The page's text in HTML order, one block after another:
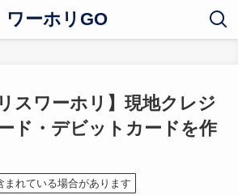
ワーホリGO
スワーホリ】現地クレジ
ド・デビットカードを作
まれている場合があります